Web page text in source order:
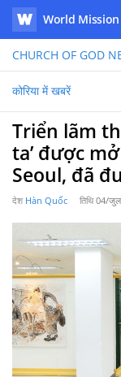
WATV
World
CHURCH OF GOD
कोरिया में खबरें
Triển lãm
ta’ được
Seoul, đã
देश Hàn Quốc तिथि04/